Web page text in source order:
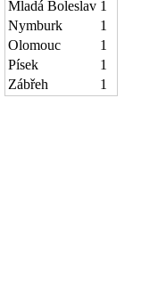
Mladá Boleslav 1
Nymburk
1
Olomouc
1
Písek
1
Zábřeh
1